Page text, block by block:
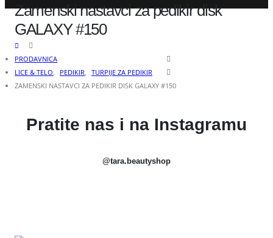
Zamenski nastavci za pedikir disk
GALAXY #150
PRODAVNICA
LICE & TELO
PEDIKIR
TURPIJE ZA PEDIKIR
ZAMENSKI NASTAVCI ZA PEDIKIR DISK GALAXY #150
Pratite nas i na Instagramu
@tara.beautyshop